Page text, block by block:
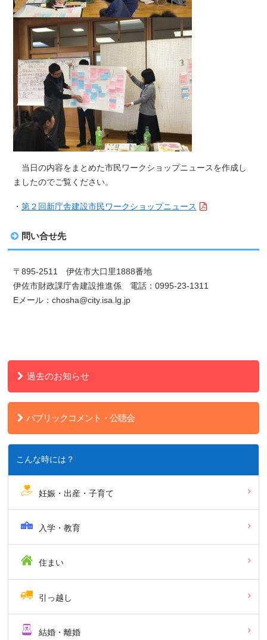
当日の内容をまとめた市民ワークショップニュースを作成し
ましたのでご覧ください。
・ 第２回新庁舎建設市民ワークショップニュース
問い合せ先
〒895-2511 伊佐市大口里1888番地
伊佐市財政課庁舎建設推進係 電話：0995-23-1311
Eメール：chosha@city.isa.lg.jp
過去のお知らせ
パブリックコメント・公聴会
こんな時には？
妊娠・出産・子育て
入学・教育
住まい
引っ越し
結婚・離婚